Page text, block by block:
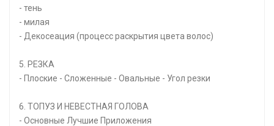
- тень
- милая
- Декосеация (процесс раскрытия цвета волос)
5. РЕЗКА
- Плоские - Сложенные - Овальные - Угол резки
6. ТОПУЗ И НЕВЕСТНАЯ ГОЛОВА
- Основные Лучшие Приложения